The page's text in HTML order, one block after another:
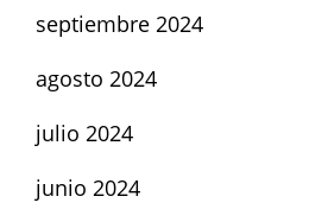
septiembre 2024
agosto 2024
julio 2024
junio 2024